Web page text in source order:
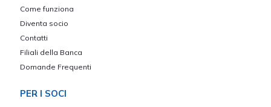
Come funziona
Diventa socio
Contatti
Filiali della Banca
Domande Frequenti
PER I SOCI